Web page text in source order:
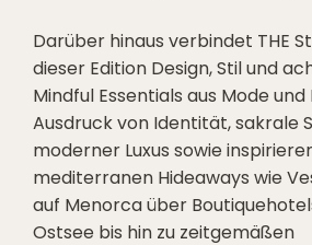
Darüber hinaus verbindet THE
dieser Edition Design, Stil und
Mindful Essentials aus Mode
Ausdruck von Identität, sakrale
moderner Luxus sowie
mediterranen Hideaways wie
auf Menorca über
Ostsee bis hin zu zeitgemäßen